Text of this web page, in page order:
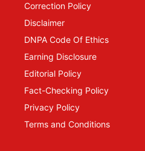
Correction Policy
Disclaimer
DNPA Code Of Ethics
Earning Disclosure
Editorial Policy
Fact-Checking Policy
Privacy Policy
Terms and Conditions